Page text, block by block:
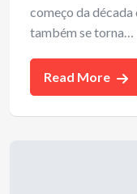
começo da década
também se torna…
Read More